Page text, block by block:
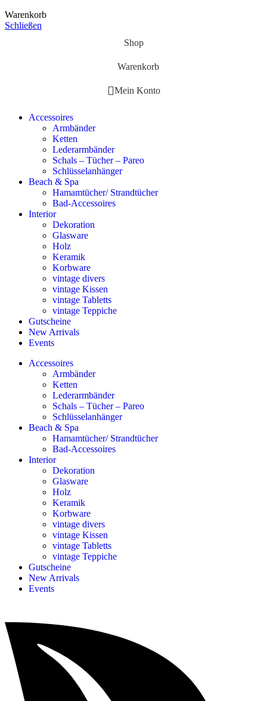
Warenkorb
Schließen
Shop
Warenkorb
Mein Konto
Accessoires
Armbänder
Ketten
Lederarmbänder
Schals – Tücher – Pareo
Schlüsselanhänger
Beach & Spa
Hamamtücher/ Strandtücher
Bad-Accessoires
Interior
Dekoration
Glasware
Holz
Keramik
Korbware
vintage divers
vintage Kissen
vintage Tabletts
vintage Teppiche
Gutscheine
New Arrivals
Events
Accessoires
Armbänder
Ketten
Lederarmbänder
Schals – Tücher – Pareo
Schlüsselanhänger
Beach & Spa
Hamamtücher/ Strandtücher
Bad-Accessoires
Interior
Dekoration
Glasware
Holz
Keramik
Korbware
vintage divers
vintage Kissen
vintage Tabletts
vintage Teppiche
Gutscheine
New Arrivals
Events